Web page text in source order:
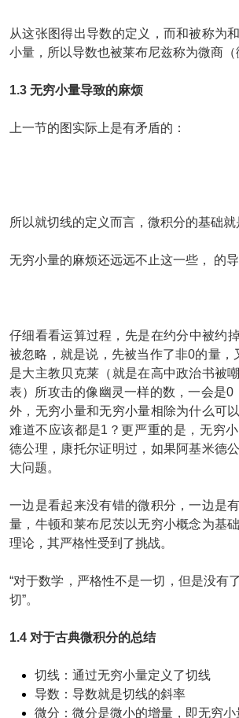
从这张图得出导数的定义，而和被称为
小量，所以导数也被莱布尼兹称为微商（
1.3 无穷小量导致的麻烦
上一节的图实际上是有矛盾的：
所以就切线的定义而言，微积分的基础就
无穷小量的麻烦还远远不止这一些， 的
仔细看看运算过程， 先是在约分中被约
被忽略，就是说，先被当作了非0的量，
是大主教贝克莱（就是在高中政治书被
表）所攻击的像幽灵一样的数，一会是0
外，无穷小量和无穷小量相除为什么可
难道不应该都是1？更严重的是，无穷
德公理，康托尔证明过，如果阿基米德
大问题。
一边是看起来没有错的微积分，一边是
量，牛顿和莱布尼茨以无穷小概念为基
理论，其严格性受到了挑战。
“对于数学，严格性不是一切，但是没有
切”。
1.4 对于古典微积分的总结
切线：通过无穷小量定义了切线
导数：导数就是切线的斜率
微分：微分是微小的增量，即无穷小